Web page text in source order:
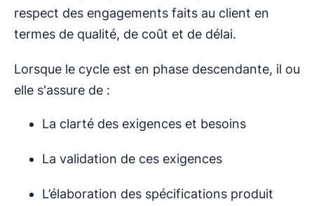
respect des engagements faits au client en
termes de qualité, de coût et de délai.
Lorsque le cycle est en phase descendante, il ou
elle s'assure de :
La clarté des exigences et besoins
La validation de ces exigences
L’élaboration des spécifications produit